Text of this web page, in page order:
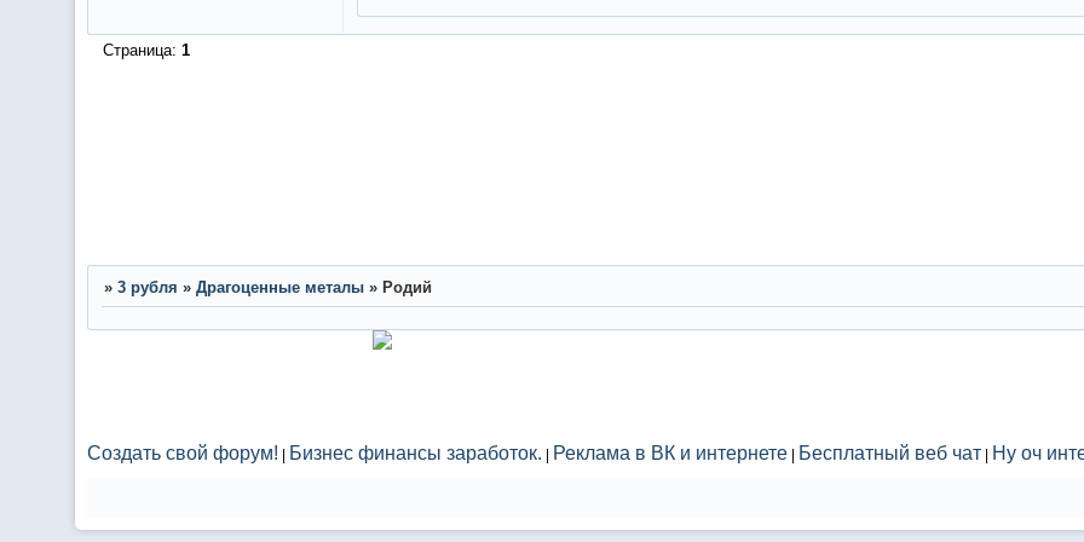
Страница: 1
» 3 рубля » Драгоценные металы » Родий
Создать свой форум! | Бизнес финансы заработок. | Реклама в ВК и интернете | Бесплатный веб чат | Ну оч